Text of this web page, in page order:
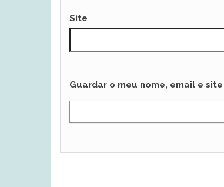
Site
Guardar o meu nome, email e